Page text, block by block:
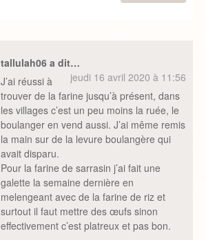
tallulah06 a dit…
jeudi 16 avril 2020 à 11:56
J’ai réussi à
trouver de la farine jusqu’à présent, dans
les villages c’est un peu moins la ruée, le
boulanger en vend aussi. J’ai même remis
la main sur de la levure boulangère qui
avait disparu.
Pour la farine de sarrasin j’ai fait une
galette la semaine dernière en
melengeant avec de la farine de riz et
surtout il faut mettre des œufs sinon
effectivement c’est platreux et pas bon.